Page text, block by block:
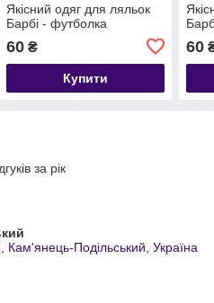
Якісний одяг для ляльок
Барбі - футболка
60₴
Купити
60
за рік
Кам'янець-Подільський, Україна